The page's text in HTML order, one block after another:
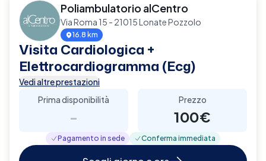
Poliambulatorio alCentro
Via Roma 15 - 21015 Lonate Pozzolo
16.8 km
Visita Cardiologica +
Elettrocardiogramma (Ecg)
Vedi altre prestazioni
Prima disponibilità
-
Prezzo
100€
Pagamento in sede Conferma immediata